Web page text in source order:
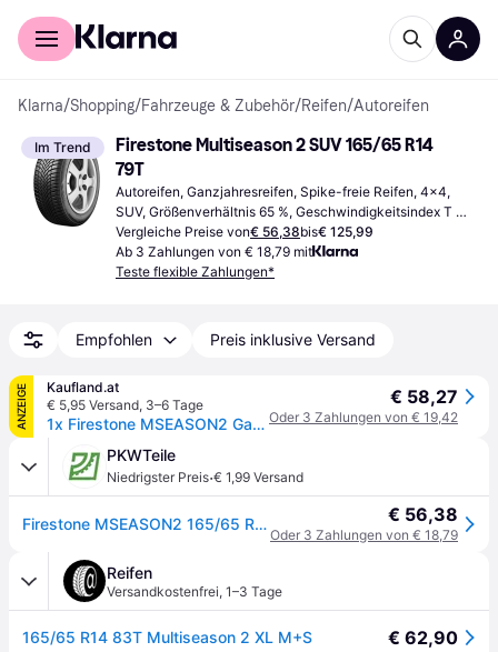
Für Shopper
Klarna/Shopping/Fahrzeuge & Zubehör/Reifen/Autoreifen
Im Trend
Firestone Multiseason 2 SUV 165/65 R14
79T
Autoreifen, Ganzjahresreifen, Spike-freie Reifen, 4x4,
SUV, Größenverhältnis 65 %, Geschwindigkeitsindex T
(190 km/h)
Vergleiche Preise von€ 56,38bis€ 125,99
Ab 3 Zahlungen von € 18,79 mit
Teste flexible Zahlungen*
Empfohlen Preis inklusive Versand
ANZEIGE
Kaufland.at
€ 5,95 Versand, 3–6 Tage
1x Firestone MSEASON2 Ganzjahresreifen 165/65 R14 83T XL M+S 3PMSF Allwetterreifen Reifen
€ 58,27
Oder 3 Zahlungen von € 19,42
PKWTeile
Niedrigster Preis·€ 1,99 Versand
Firestone MSEASON2 165/65 R14 83T Reifen € 56,38
Oder 3 Zahlungen von € 18,79
Reifen
Versandkostenfrei, 1–3 Tage
165/65 R14 83T Multiseason 2 XL M+S € 62,90